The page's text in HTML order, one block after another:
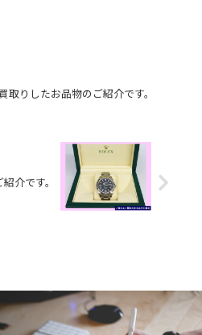
取りしたお品物のご紹介です。
介です。